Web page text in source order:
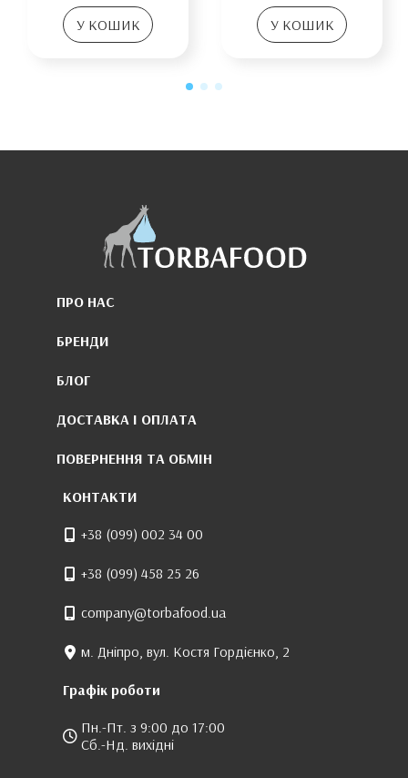
У КОШИК
У КОШИК
ПРО НАС
БРЕНДИ
БЛОГ
ДОСТАВКА І ОПЛАТА
ПОВЕРНЕННЯ ТА ОБМІН
КОНТАКТИ
+38 (099) 002 34 00
+38 (099) 458 25 26
company@torbafood.ua
м. Дніпро, вул. Костя Гордієнко, 2
Графік роботи
Пн.-Пт. з 9:00 до 17:00
Сб.-Нд. вихідні